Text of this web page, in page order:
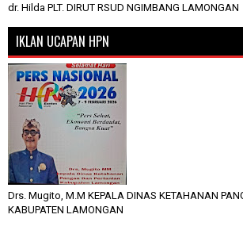
dr. Hilda PLT. DIRUT RSUD NGIMBANG LAMONGAN
IKLAN UCAPAN HPN
Drs. Mugito, M.M KEPALA DINAS KETAHANAN
KABUPATEN LAMONGAN